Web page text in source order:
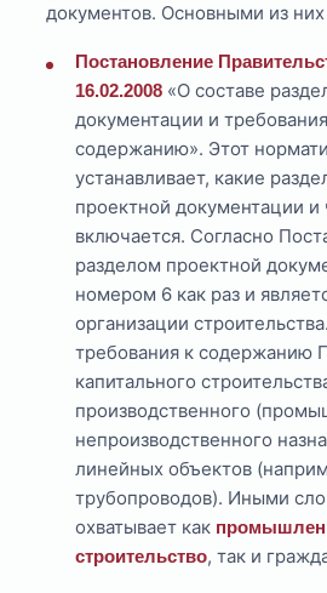
документов. Основными из них
Постановление
16.02.2008 «О составе
документации и
содержанию». Этот
устанавливает, какие
проектной документации и
включается. Согласно
разделом проектной
номером 6 как раз и
организации
требования к содержанию
капитального
производственного
непроизводственного
линейных объектов
трубопроводов). Иными
охватывает как
строительство, так и